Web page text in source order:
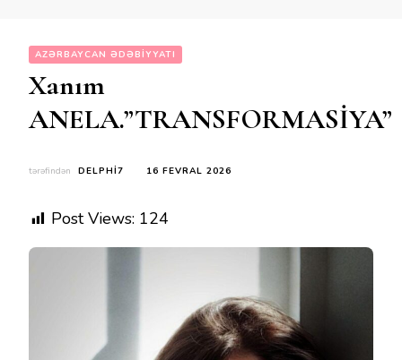
AZƏRBAYCAN ƏDƏBIYYATI
Xanım
ANELA.”TRANSFORMASİYA”
tərəfindən DELPHI7 16 FEVRAL 2026
Post Views: 124